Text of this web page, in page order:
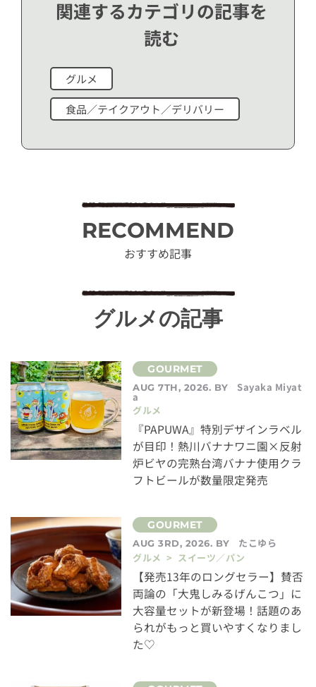
関連するカテゴリの記事を
読む
グルメ
食品／テイクアウト／デリバリー
RECOMMEND
おすすめ記事
グルメの記事
AUG 7TH, 2026. BY Sayaka Miyat
a
グルメ
『PAPUWA』特別デザインラベル
が目印！熱川バナナワニ園×反射
炉ビヤの完熟台湾バナナ使用クラ
フトビールが数量限定発売
AUG 3RD, 2026. BY
たこゆら
グルメ > スイーツ／パン
【発売13年のロングセラー】賛否
両論の「大鬼しみるげんこつ」に
大容量セットが新登場！話題のあ
られがもっと買いやすくなりまし
た♡